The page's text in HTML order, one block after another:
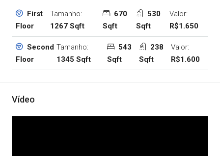
First
Floor
Tamanho:
1267 Sqft
670
Sqft
530
Sqft
Valor:
R$1.650
Second
Floor
Tamanho:
1345 Sqft
543
Sqft
238
Sqft
Valor:
R$1.600
Vídeo